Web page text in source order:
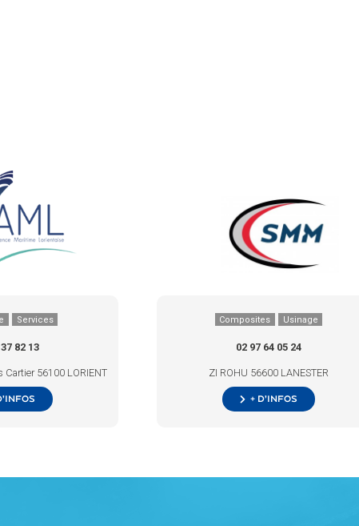
Services
82 13
Cartier 56100 LORIENT
Composites Usinage
02 97 64 05 24
ZI ROHU 56600 LANESTER
+ d’infos